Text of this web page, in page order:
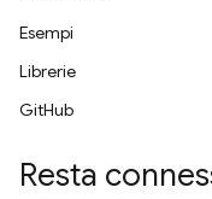
Esempi
Librerie
GitHub
Resta